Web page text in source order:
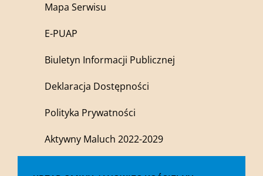
Mapa Serwisu
E-PUAP
Biuletyn Informacji Publicznej
Deklaracja Dostępności
Polityka Prywatności
Aktywny Maluch 2022-2029